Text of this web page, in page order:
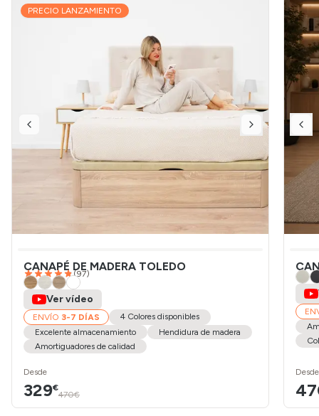
PRECIO LANZAMIENTO
CANAPÉ DE MADERA TOLEDO
(97)
Ver vídeo
ENVÍO 3-7 DÍAS
4 Colores disponibles
Excelente almacenamiento
Hendidura de madera
Amortiguadores de calidad
Desde
329€
470€
Desde